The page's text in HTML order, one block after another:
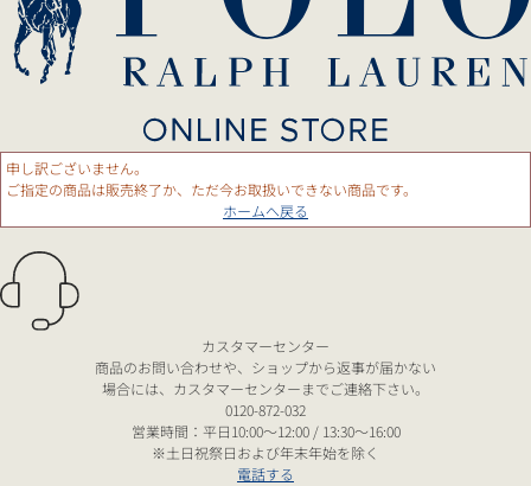
申し訳ございません。
ご指定の商品は販売終了か、ただ今お取扱いできない商品です。
ホームへ戻る
カスタマーセンター
商品のお問い合わせや、ショップから返事が届かない
場合には、カスタマーセンターまでご連絡下さい。
0120-872-032
営業時間：平日10:00～12:00 / 13:30～16:00
※土日祝祭日および年末年始を除く
電話する